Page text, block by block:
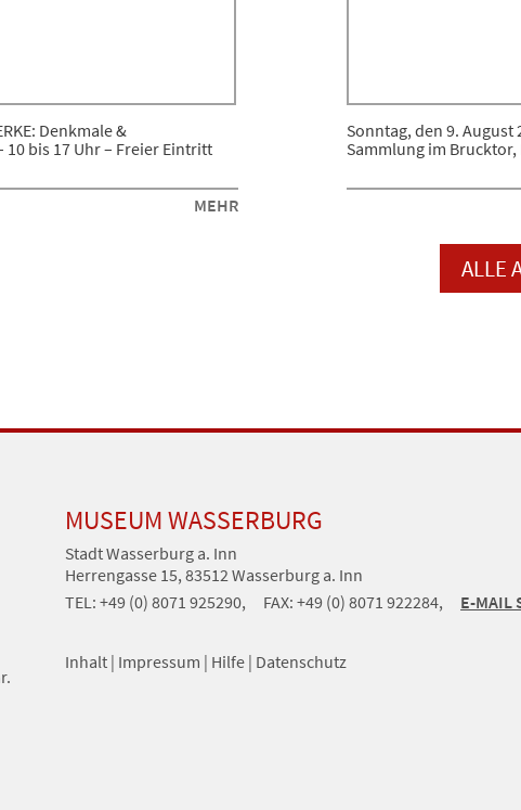
Denkmale &
bis 17 Uhr – Freier Eintritt
MEHR
Sonntag, den 9. August
Sammlung im Brucktor,
ALLE
MUSEUM WASSERBURG
Stadt Wasserburg a. Inn
Herrengasse 15, 83512 Wasserburg a. Inn
TEL: +49 (0) 8071 925290,
FAX: +49 (0) 8071 922284, E-MAIL
Inhalt | Impressum | Hilfe | Datenschutz